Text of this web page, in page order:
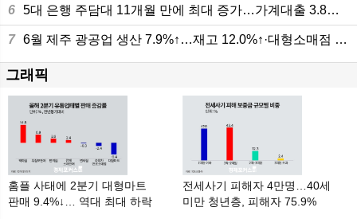
6 5대 은행 주담대 11개월 만에 최대 증가…가계대출 3.8조원 늘어
7 6월 제주 광공업 생산 7.9%↑…재고 12.0%↑·대형소매점 판매 10.8%
그래픽
홈플 사태에 2분기 대형마트
판매 9.4%↓… 역대 최대 하락
전세사기 피해자 4만명…40세
미만 청년층, 피해자 75.9%